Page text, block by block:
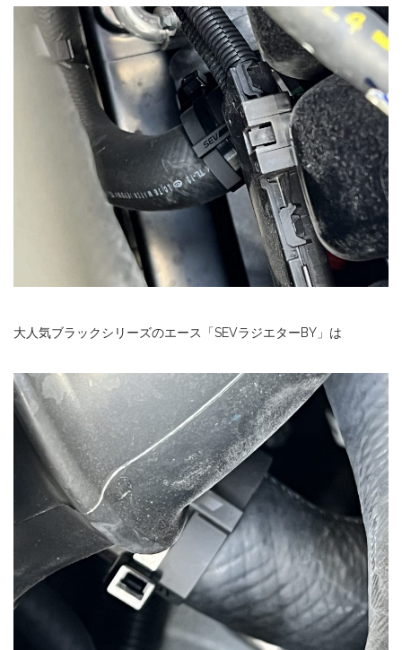
大人気ブラックシリーズのエース「SEVラジエターBY」は